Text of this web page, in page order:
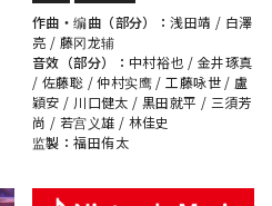
作曲・编曲（部分）：浅田靖 / 白澤
亮 / 藤冈龙辅
音效（部分）： 中村裕也 / 金井琢真
/ 佐藤聡 /仲村实鹰 /工藤咏世 / 盧
穎安 / 川口健太 /黒田就平 / 三須芳
尚 / 若宫义雄 / 林佳史
监製：福田侑太